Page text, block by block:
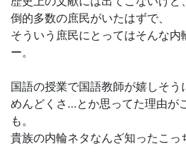
倒的多数の庶民がいたはずで、
そういう庶民にとってはそんな
ー。
国語の授業で国語教師が嬉しそう
めんどくさ…とか思ってた理由が
も。
貴族の内輪ネタなんざ知ったこっ